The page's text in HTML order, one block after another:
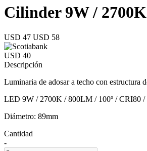
Cilinder 9W / 2700K
USD 47 USD 58
USD 40
Descripción
Luminaria de adosar a techo con estructura
LED 9W / 2700K / 800LM / 100º / CRI80
Diámetro: 89mm
Cantidad
-